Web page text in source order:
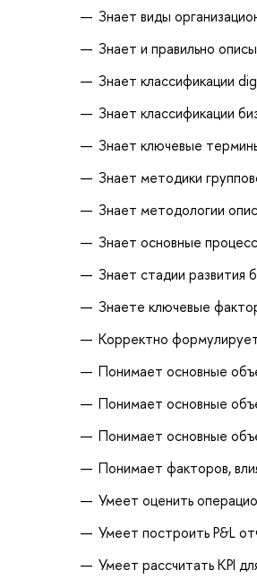
Знает виды
Знает и правильно
Знает классификации
Знает классификации
Знает ключевые
Знает методики
Знает методологии
Знает основные
Знает стадии развития
Знаете ключевые
Корректно
Понимает основные
Понимает основные
Понимает основные
Понимает факторов,
Умеет оценить
Умеет построить P&L
Умеет рассчитать KPI